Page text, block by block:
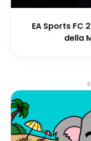
EA Sports FC
della